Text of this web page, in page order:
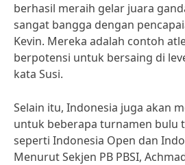
berhasil meraih gelar juara
sangat bangga dengan
Kevin. Mereka adalah contoh
berpotensi untuk bersaing di
kata Susi.
Selain itu, Indonesia juga akan
untuk beberapa turnamen bulu
seperti Indonesia Open dan
Menurut Sekjen PB PBSI,